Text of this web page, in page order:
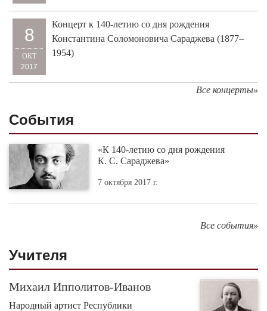
8
ОКТ
2017
Концерт к 140-летию со дня рождения
Константина Соломоновича Сараджева (1877–
1954)
Все концерты»
События
«К 140-летию со дня рождения
К. С. Сараджева»
7 октября 2017 г.
Все события»
Учителя
Михаил Ипполитов-Иванов
Народный артист Республики